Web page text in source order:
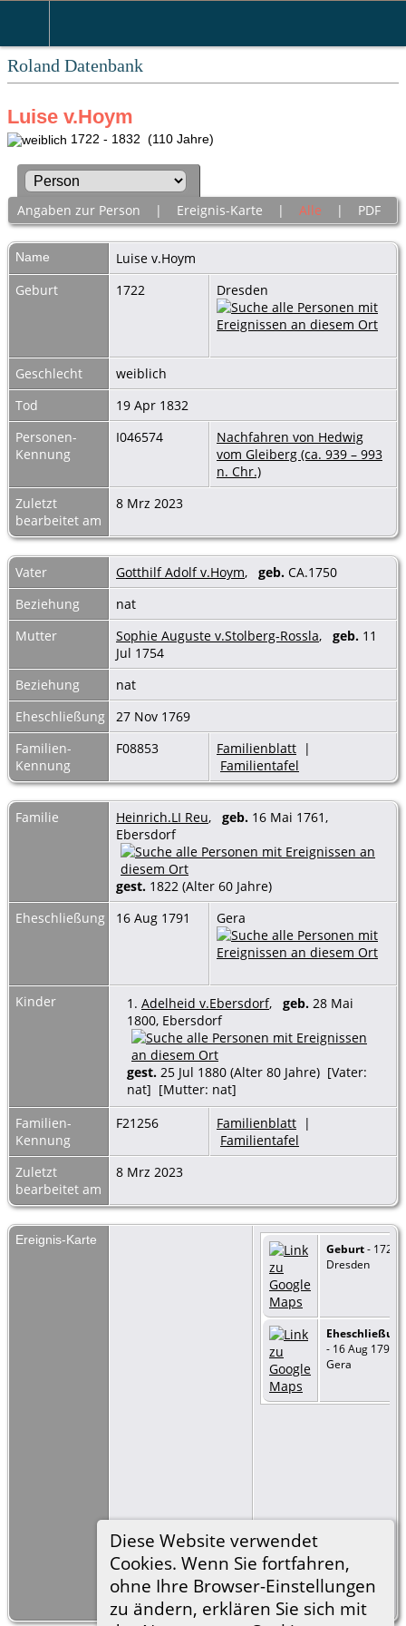
Roland Datenbank
Diese Website verwendet
Cookies. Wenn Sie fortfahren,
ohne Ihre Browser-Einstellungen
zu ändern, erklären Sie sich mit
Luise v.Hoym
1722 - 1832 (110 Jahre)
Angaben zur Person | Ereignis-Karte | Alle | PDF
Name Luise v.Hoym
Geburt
1722 Dresden
Geschlecht
weiblich
Tod
19 Apr 1832
Personen-
Kennung
I046574
Nachfahren von Hedwig
vom Gleiberg (ca. 939 – 993
n. Chr.)
Zuletzt
bearbeitet am
8 Mrz 2023
Vater Gotthilf Adolf v.Hoym, geb. CA.1750
Beziehung
nat
Mutter
Sophie Auguste v.Stolberg-Rossla, geb. 11
Jul 1754
Beziehung
nat
Eheschließung
27 Nov 1769
Familien-
Kennung
F08853 Familienblatt |
Familientafel
Familie Heinrich.LI Reu, geb. 16 Mai 1761,
Ebersdorf
gest. 1822 (Alter 60 Jahre)
Eheschließung
16 Aug 1791 Gera
Kinder 1. Adelheid v.Ebersdorf, geb. 28 Mai
1800, Ebersdorf
gest. 25 Jul 1880 (Alter 80 Jahre) [Vater:
nat] [Mutter: nat]
Familien-
Kennung
F21256 Familienblatt |
Familientafel
Zuletzt
bearbeitet am
8 Mrz 2023
Ereignis-Karte
Geburt- 1722 -
Dresden
Eheschließung
- 16 Aug 1791 -
Gera
=Link zu Google
Earth